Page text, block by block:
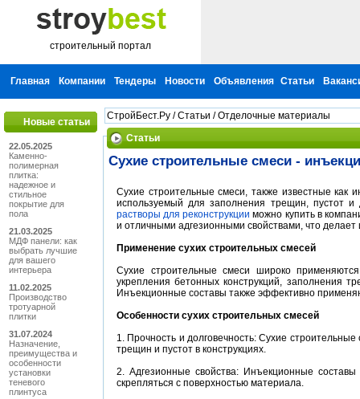
строительный портал
Главная Компании Тендеры Новости Объявления Статьи
Новые статьи
22.05.2025
Каменно-
полимерная
плитка:
надежное и
стильное
покрытие для
пола
21.03.2025
МДФ панели: как
выбрать лучшие
для вашего
интерьера
11.02.2025
Производство
тротуарной
плитки
31.07.2024
Назначение,
преимущества и
особенности
установки
теневого
плинтуса
СтройБест.Ру /Статьи /Отделочные материалы
Статьи
Сухие строительные смеси -
Сухие строительные смеси, также известные как
используемый для заполнения трещин, пустот
растворы для реконструкции можно купить в
и отличными адгезионными свойствами, что
Применение сухих строительных смесей
Сухие строительные смеси широко
укрепления бетонных конструкций, заполнения
Инъекционные составы также эффективно
Особенности сухих строительных смесей
1. Прочность и долговечность: Сухие
трещин и пустот в конструкциях.
2. Адгезионные свойства: Инъекционные
скрепляться с поверхностью материала.